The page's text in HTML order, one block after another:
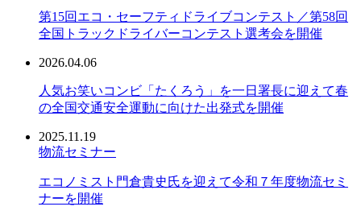
第15回エコ・セーフティドライブコンテスト／第58回
全国トラックドライバーコンテスト選考会を開催
2026.04.06
人気お笑いコンビ「たくろう」を一日署長に迎えて春
の全国交通安全運動に向けた出発式を開催
2025.11.19
物流セミナー
エコノミスト門倉貴史氏を迎えて令和７年度物流セミ
ナーを開催